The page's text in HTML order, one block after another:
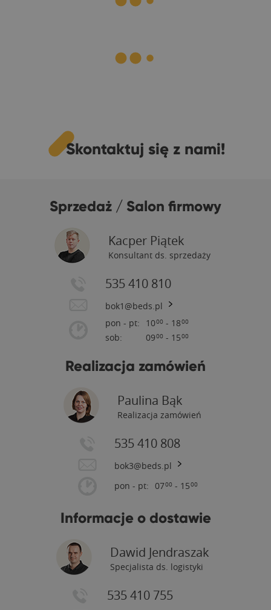
Skontaktuj się z nami!
Sprzedaż / Salon firmowy
Kacper Piątek
Konsultant ds. sprzedaży
535 410 810
bok1@beds.pl
pon - pt:
sob:
1000 - 1800
0900 - 1500
Realizacja zamówień
Paulina Bąk
Realizacja zamówień
535 410 808
bok3@beds.pl
pon - pt: 0700 - 1500
Informacje o dostawie
Dawid Jendraszak
Specjalista ds. logistyki
535 410 755